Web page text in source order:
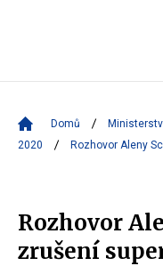
Domů
2020
Rozhovor Aleny
Rozhovor
zrušení